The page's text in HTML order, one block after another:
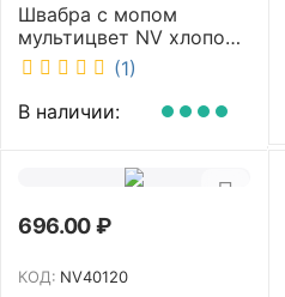
Швабра с мопом
мультицвет NV хлопок
40 см NV-MOP3400
(1)
В наличии:
696.00₽
КОД: NV40120